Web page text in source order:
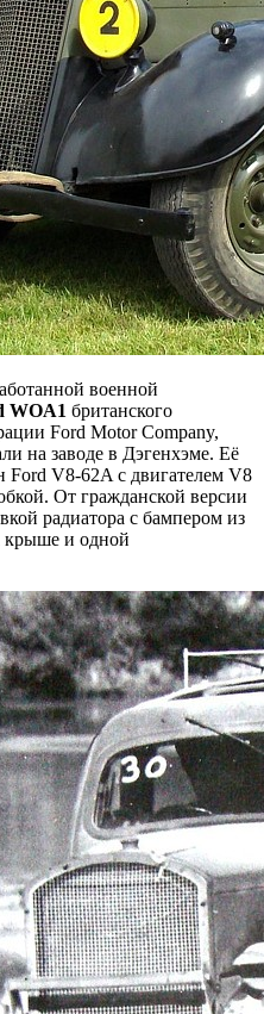
военной
WOA1 британского
Ford Motor Company,
на заводе в Дэгенхэме. Её
Ford V8-62A с двигателем V8
От гражданской версии
радиатора с бампером из
крыше и одной